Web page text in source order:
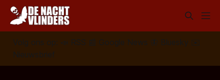
Volg ons op: 📣 RSS 📰 Google News 🦋 Bluesky
✉️
Nieuwsbrief